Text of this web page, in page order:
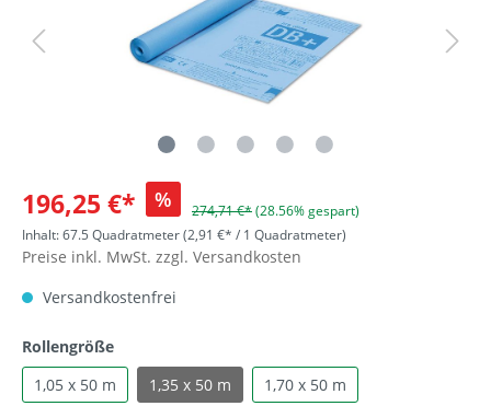
196,25 €* % 274,71 €*(28.56% gespart)
Inhalt:67.5 Quadratmeter(2,91 €* / 1 Quadratmeter)
Preise inkl. MwSt. zzgl. Versandkosten
Versandkostenfrei
Rollengröße
1,05 x 50 m
1,35 x 50 m 1,70 x 50 m